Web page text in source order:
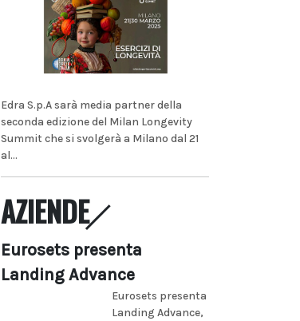
Edra S.p.A sarà media partner della
seconda edizione del Milan Longevity
Summit che si svolgerà a Milano dal 21
al...
AZIENDE
Eurosets presenta
Landing Advance
Eurosets presenta
Landing Advance,